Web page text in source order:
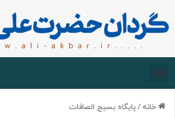
خانه /پایگاه بسیج الصافات